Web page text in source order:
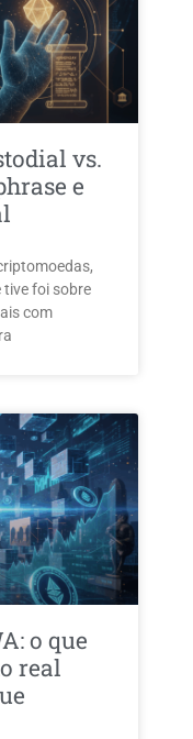
vs.
e
tive foi sobre
com
o que
real